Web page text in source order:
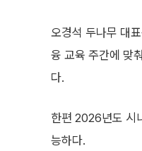
오경석 두나무 대
융 교육 주간에 맞
다.
한편 2026년도 시
능하다.